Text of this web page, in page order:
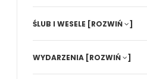
ŚLUB I WESELE [ROZWIŃ ]
WYDARZENIA [ROZWIŃ ]